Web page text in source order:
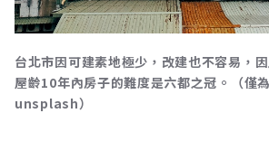
台北市因可建素地極少，改建也不容易，
屋齡10年內房子的難度是六都之冠。（僅
unsplash）